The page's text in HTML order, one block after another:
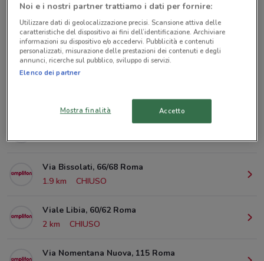
Negozi Amplifon a Roma
Via Tiburtina, 366 Roma
1.9 km
CHIUSO
Via Bissolati, 66/68 Roma
1.9 km
CHIUSO
Viale Libia, 60/62 Roma
2 km
CHIUSO
Via Nomentana Nuova, 115 Roma
Noi e i nostri partner trattiamo i dati per fornire:
Utilizzare dati di geolocalizzazione precisi. Scansione attiva delle
caratteristiche del dispositivo ai fini dell’identificazione. Archiviare
informazioni su dispositivo e/o accedervi. Pubblicità e contenuti
personalizzati, misurazione delle prestazioni dei contenuti e degli
annunci, ricerche sul pubblico, sviluppo di servizi.
Elenco dei partner
Mostra finalità Accetto